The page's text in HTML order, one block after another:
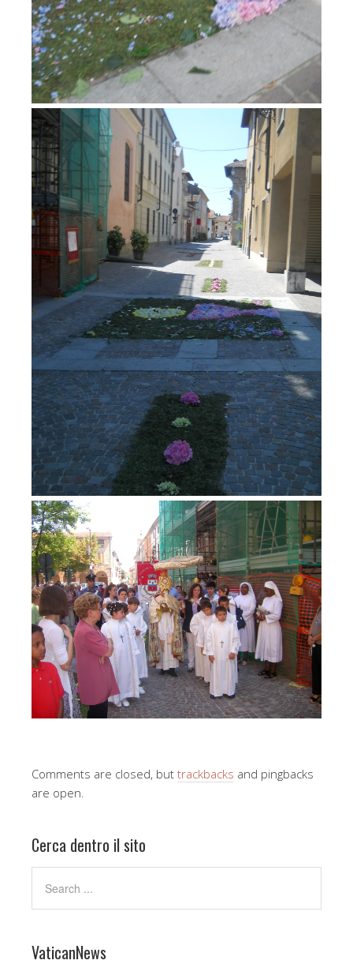
Comments are closed, but trackbacks and pingbacks
are open.
Cerca dentro il sito
VaticanNews